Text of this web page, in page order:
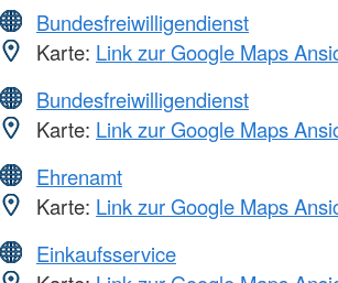
Bundesfreiwilligendienst
Karte: Link zur Google Maps
Bundesfreiwilligendienst
Karte: Link zur Google Maps
Ehrenamt
Karte: Link zur Google Maps
Einkaufsservice